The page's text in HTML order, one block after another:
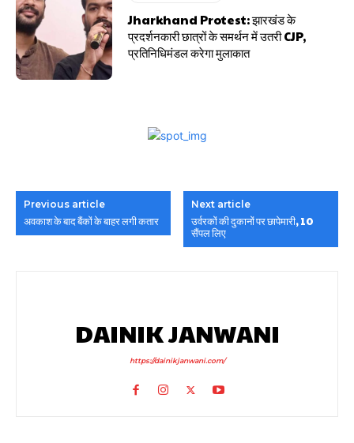
Jharkhand Protest: झारखंड के
प्रदर्शनकारी छात्रों के समर्थन में उतरी CJP,
प्रतिनिधिमंडल करेगा मुलाकात
Previous article
अवकाश के बाद बैंकों के बाहर लगी कतार
Next article
उर्वरकों की दुकानों पर छापेमारी, 10
सैंपल लिए
DAINIK JANWANI
https://dainikjanwani.com/